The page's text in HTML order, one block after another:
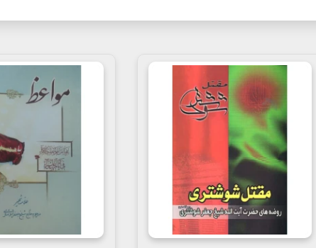
بدهید آن روزه‌داران را که از سیدالشهدا افطار خواستند.»
می‌زنند. همین‌طور این‌که مردم می‌گویند معصیت خدا را می‌کنیم و
در این ماه، ثواب هفتاد برابر دارد و افراد را به نماز خواندن و بجا
می‌شود. هر ختم قرآنی در ماه مبارک، شش هزار و ششصد و شش ختم
او قصری است در بهشت.
داخل شویم. باید سائلی کنیم. سائل‌ها در خانه مردم می‌گویند: یا الله!
شود. بهترین خاک‌ها تربت سیدالشهدا (ع) است، جهتش آن است که یک سجده
دوم خوف الله، سوم طاعت الله و عبادت الله.
در روز جمعه آن در هر ساعت هزار هزار نفر را آزاد می‌کند و در شب و روز